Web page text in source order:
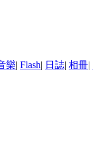
樂| Flash| 日誌| 相冊|